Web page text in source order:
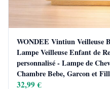
WONDEE Vintiun Veilleuse
Lampe Veilleuse Enfant de
personnalisé - Lampe de
Chambre Bebe, Garcon et
32,99 €